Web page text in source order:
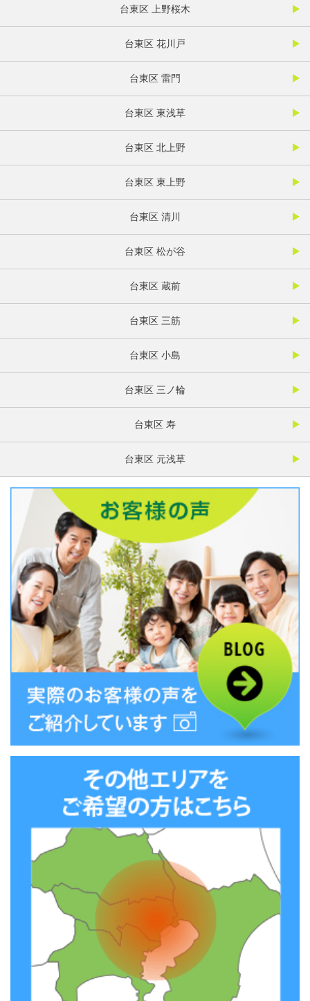
台東区 上野桜木
台東区 花川戸
台東区 雷門
台東区 東浅草
台東区 北上野
台東区 東上野
台東区 清川
台東区 松が谷
台東区 蔵前
台東区 三筋
台東区 小島
台東区 三ノ輪
台東区 寿
台東区 元浅草